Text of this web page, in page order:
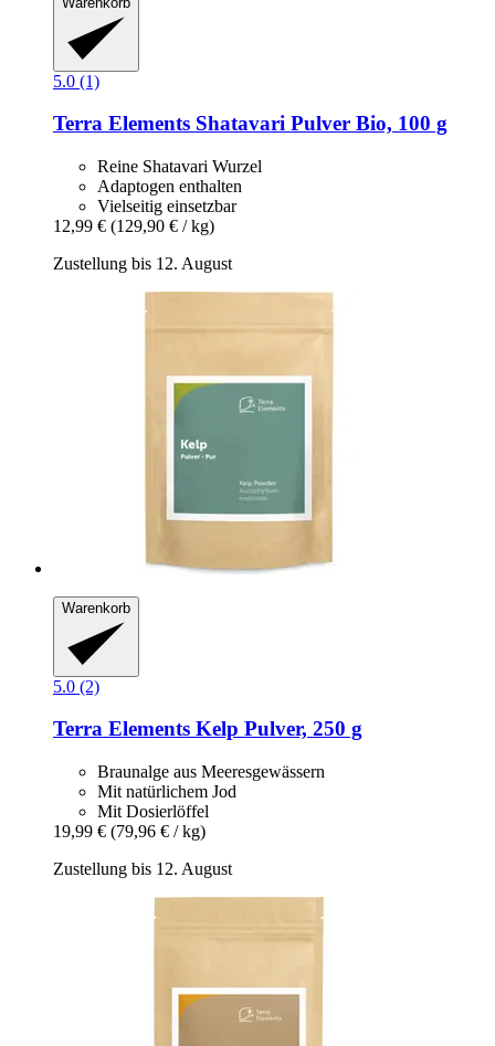
5.0 (1)
Terra Elements Shatavari Pulver Bio, 100 g
Reine Shatavari Wurzel
Adaptogen enthalten
Vielseitig einsetzbar
12,99 € (129,90 € / kg)
Zustellung bis 12. August
Warenkorb
5.0 (2)
Terra Elements Kelp Pulver, 250 g
Braunalge aus Meeresgewässern
Mit natürlichem Jod
Mit Dosierlöffel
19,99 € (79,96 € / kg)
Zustellung bis 12. August